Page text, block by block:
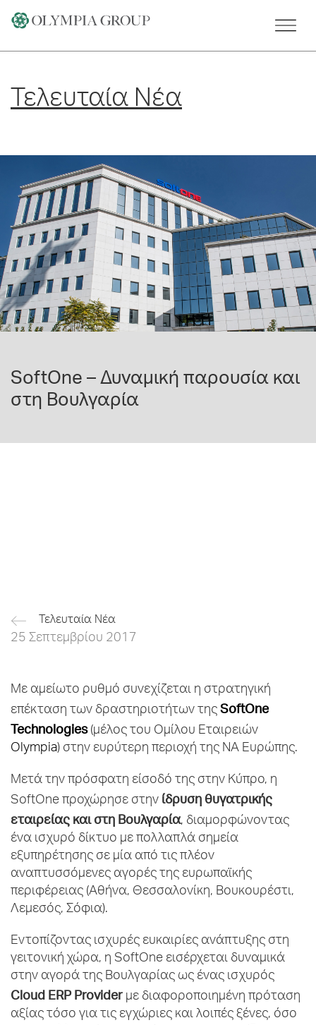
Τελευταία Νέα
SoftOne – Δυναμική παρουσία και
στη Βουλγαρία
Τελευταία Νέα
25 Σεπτεμβρίου 2017
Με αμείωτο ρυθμό συνεχίζεται η στρατηγική
επέκταση των δραστηριοτήτων της SoftOne
Technologies(μέλος του Ομίλου Εταιρειών
Olympia) στην ευρύτερη περιοχή της ΝΑ Ευρώπης.
Μετά την πρόσφατη είσοδό της στην Κύπρο, η
SoftOne προχώρησε στην ίδρυση θυγατρικής
εταιρείας και στη Βουλγαρία, διαμορφώνοντας
ένα ισχυρό δίκτυο με πολλαπλά σημεία
εξυπηρέτησης σε μία από τις πλέον
αναπτυσσόμενες αγορές της ευρωπαϊκής
περιφέρειας (Αθήνα, Θεσσαλονίκη, Βουκουρέστι,
Λεμεσός, Σόφια).
Εντοπίζοντας ισχυρές ευκαιρίες ανάπτυξης στη
γειτονική χώρα, η SoftOne εισέρχεται δυναμικά
στην αγορά της Βουλγαρίας ως ένας ισχυρός
Cloud ERPProvider με διαφοροποιημένη πρόταση
αξίας τόσο για τις εγχώριες και λοιπές ξένες, όσο